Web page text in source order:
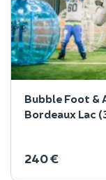
Bubble Foot &
Bordeaux Lac
240 €